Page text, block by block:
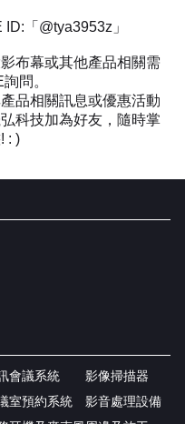
「@tya3953z」
布幕或其他產品相關需
問。
品相關訊息或優惠活動
科技加為好友，隨時掌
: )
會議系統
室預約系統
影像掃描器
影音處理設備